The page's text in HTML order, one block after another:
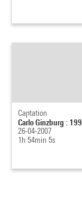
Captation
Carlo Ginzburg :
26-04-2007
1h 54min 5s